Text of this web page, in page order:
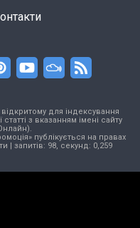
для індексування
з вказанням імені сайту
публікується на правах
| запитів: 98, секунд: 0,259